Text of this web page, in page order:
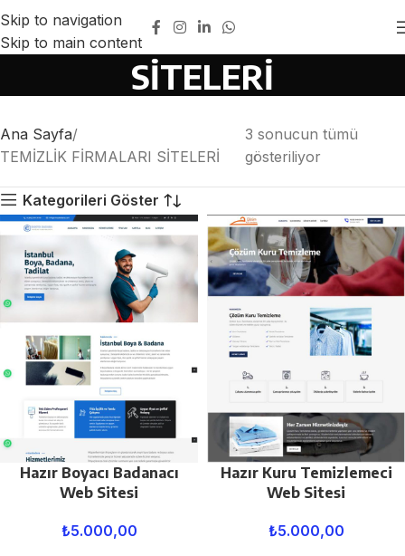
Skip to navigation
Skip to main content
TEMİZLİK FİRMALARI
SİTELERİ
Ana Sayfa
TEMİZLİK FİRMALARI SİTELERİ
3 sonucun tümü
gösteriliyor
Kategorileri Göster
Hazır Boyacı Badanacı
Web Sitesi
₺5.000,00
Hazır Kuru Temizlemeci
Web Sitesi
₺5.000,00